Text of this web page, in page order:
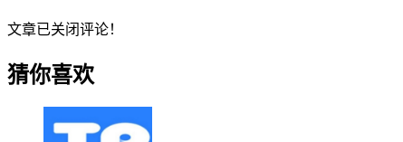
文章已关闭评论！
猜你喜欢